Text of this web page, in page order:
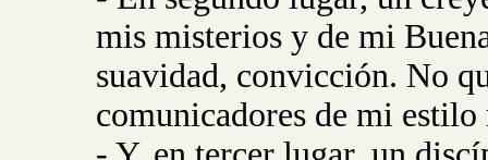
mis misterios y de mi
suavidad, convicción. No
comunicadores de mi